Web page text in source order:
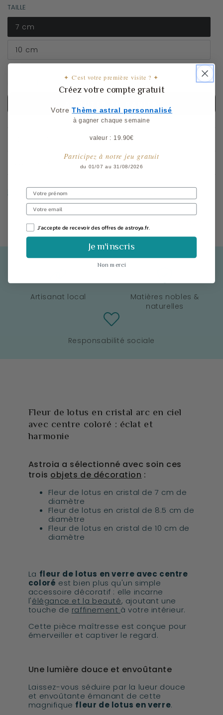
TAILLE
7 cm
10 cm
Lotus
Augmenter
quantité
ciel
de
Lotus
Découvrez notre collection de Cristaux
Artisanat local
Matières nobles &
naturelles
Responsabilité sociale
Fleur de lotus en cristal arc en ciel
avec centre coloré : éclat et
harmonie
Astroia a sélectionné avec soin ces
trois objets de décoration :
Fleur de lotus en cristal de 7 cm de
diamètre
Fleur de lotus en cristal de 8.5 cm de
diamètre
Fleur de lotus en cristal de 10 cm de
diamètre
La fleur de lotus en verre avec centre
coloré est bien plus qu'un simple
accessoire décoratif : elle incarne
l'élégance et la beauté, ajoutant une
touche de raffinement à votre intérieur.
Cette pièce maîtresse est conçue pour
émerveiller et captiver le regard.
Une lumière douce et envoûtante
Laissez-vous séduire par la lueur douce
et envoûtante émanant de cette
magnifique fleur de lotus en verre.
✦ C'est votre première visite ? ✦
Créez votre compte gratuit
Votre ​Thème astral personnalisé
à gagner chaque semaine
valeur : 19.90€
Participez à notre jeu gratuit
du 01/07 au 31/08/2026
J'accepte de recevoir des offres de astroya.fr.
Je m'inscris
Non merci